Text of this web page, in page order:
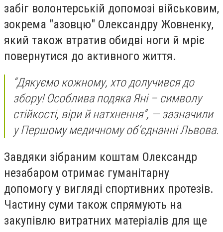
забіг волонтерській допомозі військовим,
зокрема "азовцю" Олександру Жовненку,
який також втратив обидві ноги й мріє
повернутися до активного життя.
“Дякуємо кожному, хто долучився до
збору! Особлива подяка Яні – символу
стійкості, віри й натхнення”, — зазначили
у Першому медичному об’єднанні Львова.
Завдяки зібраним коштам Олександр
незабаром отримає гуманітарну
допомогу у вигляді спортивних протезів.
Частину суми також спрямують на
закупівлю витратних матеріалів для ще